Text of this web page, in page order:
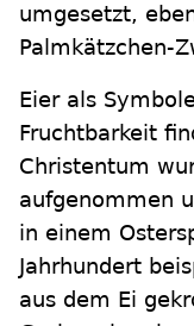
umgesetzt,
Palmkätzchen-
Eier als
Fruchtbarkeit
Christentum
aufgenommen
in einem
Jahrhundert
aus dem Ei